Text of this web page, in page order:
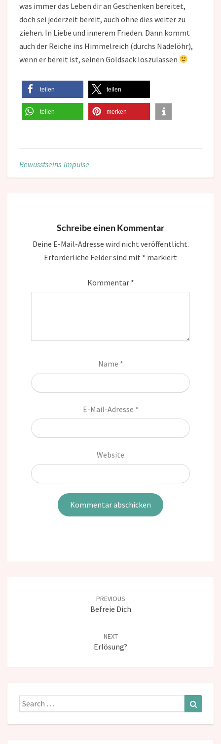
was immer das Leben dir an Geschenken bereitet,
doch sei jederzeit bereit, auch ohne dies weiter zu
ziehen. In Liebe und innerem Frieden. Dann kommt
auch der Reiche ins Himmelreich (durchs Nadelöhr),
wenn er bereit ist, seinen Goldsack loszulassen
teilen teilen
teilen merken
Bewusstseins-Impulse
Schreibe einen Kommentar
Deine E-Mail-Adresse wird nicht veröffentlicht.
Erforderliche Felder sind mit * markiert
Kommentar *
Name *
E-Mail-Adresse *
Website
PREVIOUS
Befreie Dich
NEXT
Erlösung?
Search
for: